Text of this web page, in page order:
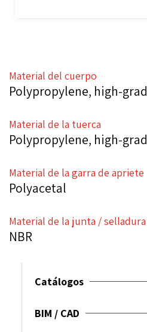
Material del cuerpo
Polypropylene, high-
Material de la tuerca
Polypropylene, high-
Material de la garra de apriete
Polyacetal
Material de la junta / selladura
NBR
Catálogos
BIM / CAD